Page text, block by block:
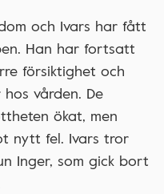
och Ivars har fått
Han har fortsatt
försiktighet och
vården. De
ökat, men
nytt fel. Ivars tror
Inger, som gick bort